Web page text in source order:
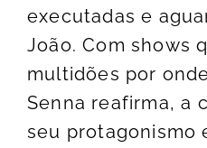
executadas e
João. Com shows
multidões por
Senna reafirma, a
seu protagonismo